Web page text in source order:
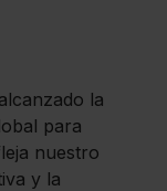
la
para
nuestro
y la